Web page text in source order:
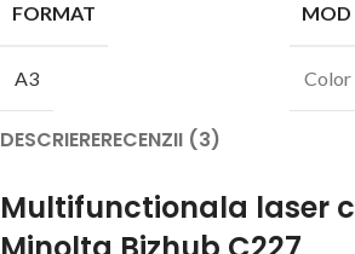
FORMAT
A3
MOD
Color
DESCRIERERECENZII (3)
Multifunctionala laser